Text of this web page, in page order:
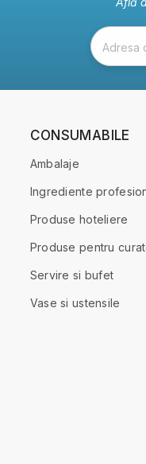
Adresa
CONSUMABILE
Ambalaje
Ingrediente
Produse hoteliere
Produse pentru
Servire si bufet
Vase si ustensile